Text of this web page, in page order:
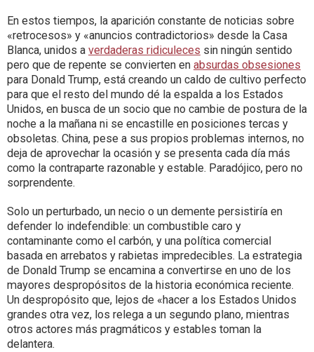
En estos tiempos, la aparición constante de noticias sobre
«retrocesos» y «anuncios contradictorios» desde la Casa
Blanca, unidos a verdaderas ridiculeces sin ningún sentido
pero que de repente se convierten en absurdas obsesiones
para Donald Trump, está creando un caldo de cultivo perfecto
para que el resto del mundo dé la espalda a los Estados
Unidos, en busca de un socio que no cambie de postura de la
noche a la mañana ni se encastille en posiciones tercas y
obsoletas. China, pese a sus propios problemas internos, no
deja de aprovechar la ocasión y se presenta cada día más
como la contraparte razonable y estable. Paradójico, pero no
sorprendente.
Solo un perturbado, un necio o un demente persistiría en
defender lo indefendible: un combustible caro y
contaminante como el carbón, y una política comercial
basada en arrebatos y rabietas impredecibles. La estrategia
de Donald Trump se encamina a convertirse en uno de los
mayores despropósitos de la historia económica reciente.
Un despropósito que, lejos de «hacer a los Estados Unidos
grandes otra vez, los relega a un segundo plano, mientras
otros actores más pragmáticos y estables toman la
delantera.